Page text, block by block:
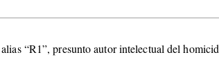
“R1”, presunto autor intelectual del